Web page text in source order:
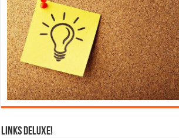
Links DeLuXe!